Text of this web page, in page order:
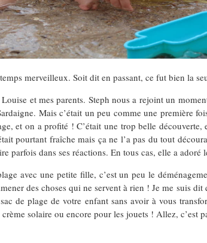
merveilleux. Soit dit en passant, ce fut bien la
et mes parents. Steph nous a rejoint un
Mais c’était un peu comme une première
et on a profité ! C’était une trop belle
pourtant fraîche mais ça ne l’a pas du tout
parfois dans ses réactions. En tous cas, elle a adoré
avec une petite fille, c’est un peu le
des choses qui ne servent à rien ! Je me suis
de plage de votre enfant sans avoir à vous
solaire ou encore pour les jouets ! Allez, c’est